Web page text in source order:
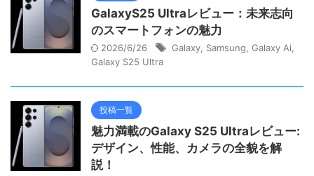
GalaxyS25 Ultraレビュー：未来志向
のスマートフォンの魅力
2026/6/26 Galaxy Samsung Galaxy Ai
Galaxy S25 Ultra
投稿一覧
魅力満載のGalaxy S25 Ultraレビュー:
デザイン、性能、カメラの全貌を解
説！